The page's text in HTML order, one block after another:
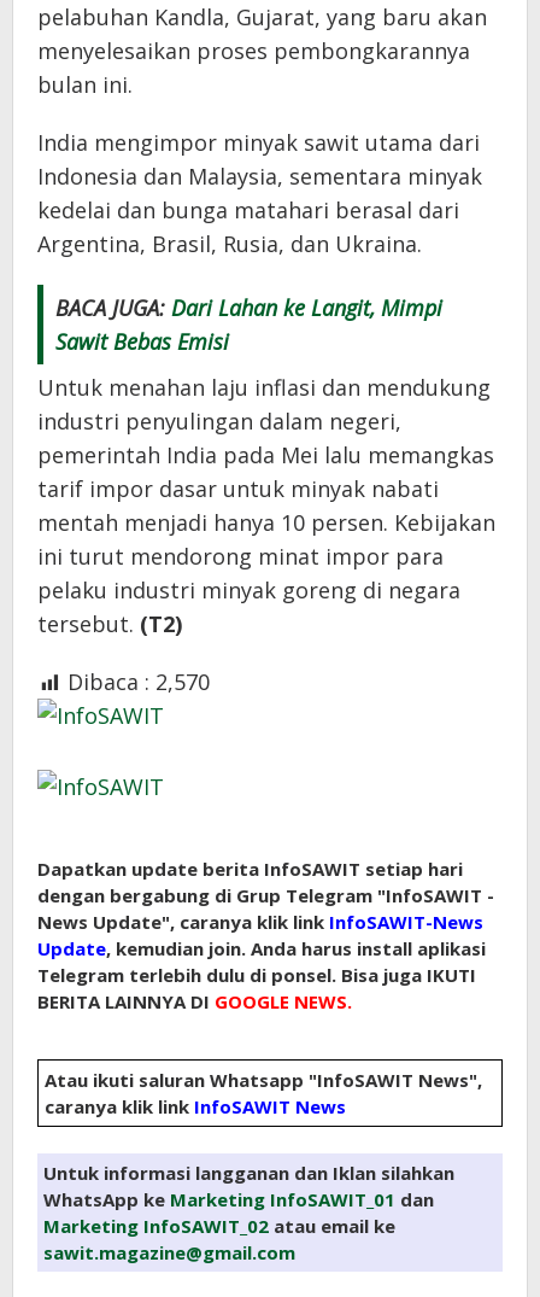
pelabuhan Kandla, Gujarat, yang baru akan
menyelesaikan proses pembongkarannya
bulan ini.
India mengimpor minyak sawit utama dari
Indonesia dan Malaysia, sementara minyak
kedelai dan bunga matahari berasal dari
Argentina, Brasil, Rusia, dan Ukraina.
BACA JUGA: Dari Lahan ke Langit, Mimpi
Sawit Bebas Emisi
Untuk menahan laju inflasi dan mendukung
industri penyulingan dalam negeri,
pemerintah India pada Mei lalu memangkas
tarif impor dasar untuk minyak nabati
mentah menjadi hanya 10 persen. Kebijakan
ini turut mendorong minat impor para
pelaku industri minyak goreng di negara
tersebut. (T2)
Dibaca : 2,570
Dapatkan update berita InfoSAWIT setiap hari
dengan bergabung di Grup Telegram "InfoSAWIT -
News Update", caranya klik link InfoSAWIT-News
Update, kemudian join. Anda harus install aplikasi
Telegram terlebih dulu di ponsel. Bisa juga IKUTI
BERITA LAINNYA DI GOOGLE NEWS.
Atau ikuti saluran Whatsapp "InfoSAWIT News",
caranya klik link InfoSAWIT News
Untuk informasi langganan dan Iklan silahkan
WhatsApp ke Marketing InfoSAWIT_01 dan
Marketing InfoSAWIT_02 atau email ke
sawit.magazine@gmail.com